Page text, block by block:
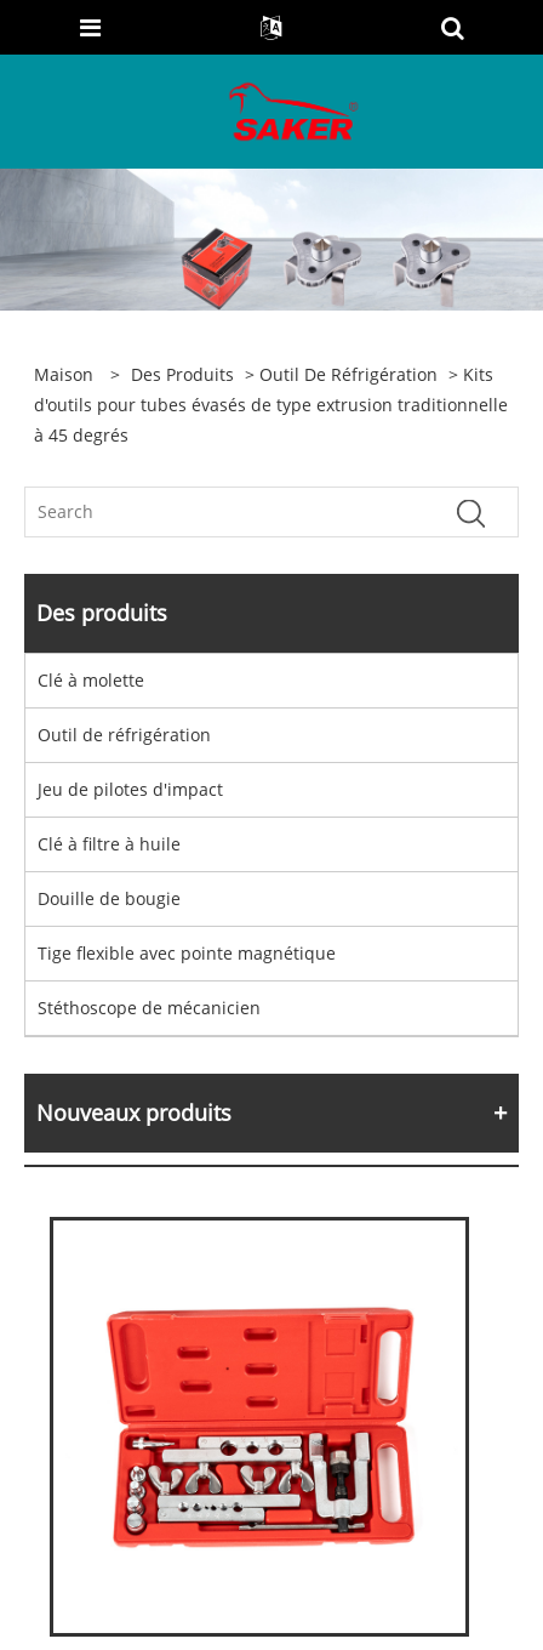
Maison > Des Produits > Outil De Réfrigération > Kits
d'outils pour tubes évasés de type extrusion traditionnelle
à 45 degrés
Des produits
Clé à molette
Outil de réfrigération
Jeu de pilotes d'impact
Clé à filtre à huile
Douille de bougie
Tige flexible avec pointe magnétique
Stéthoscope de mécanicien
Nouveaux produits